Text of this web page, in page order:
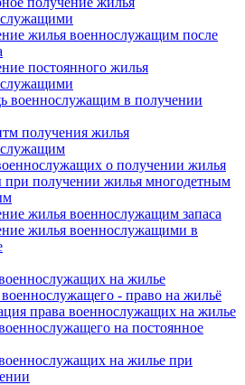
жилья военнослужащим после
постоянного жилья
военнослужащим в получении
получения жилья
о получении жилья
при получении жилья многодетным
жилья военнослужащим запаса
жилья военнослужащими в
на жилье
военнослужащего - право на жильё
права военнослужащих на жилье
на постоянное
на жилье при